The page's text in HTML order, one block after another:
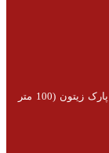
تبریز، ولیعصر، خیابان تختی، فلکه ابن سینا به طرف پارک زیتون (100 متر